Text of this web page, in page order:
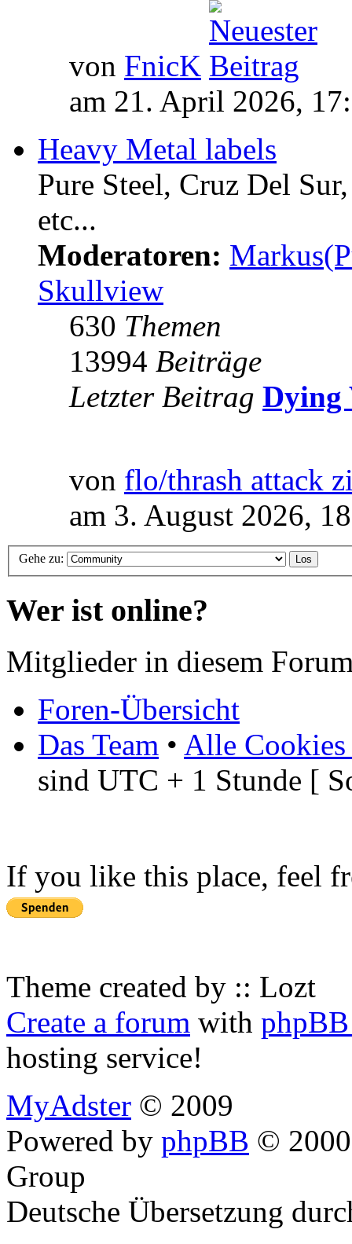
von FnicK
am 21. April 2026,
Heavy Metal labels
Pure Steel, Cruz Del
etc...
Moderatoren:
Skullview
630 Themen
13994 Beiträge
Letzter Beitrag Dying
von flo/thrash attack
am 3. August 2026,
Gehe zu:
Wer ist online?
Mitglieder in diesem
Foren-Übersicht
Das Team • Alle Cookies
sind UTC + 1 Stunde [
If you like this place, feel
Theme created by :: Lozt
Create a forum with
hosting service!
MyAdster © 2009
Powered by phpBB ©
Group
Deutsche Übersetzung